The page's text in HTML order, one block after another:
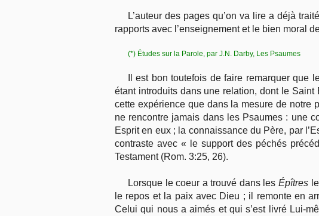
L’auteur des pages qu’on va lire a déjà
rapports avec l’enseignement et le bien moral
(*) Études sur la Parole, par J.N. Darby, Les Psaumes
Il est bon toutefois de faire remarquer que
étant introduits dans une relation, dont le
cette expérience que dans la mesure de notre
ne rencontre jamais dans les Psaumes : une
Esprit en eux ; la connaissance du Père, par
contraste avec « le support des péchés
Testament (Rom. 3:25, 26).
Lorsque le coeur a trouvé dans les Épîtres
le repos et la paix avec Dieu ; il remonte en
Celui qui nous a aimés et qui s’est livré Lui-